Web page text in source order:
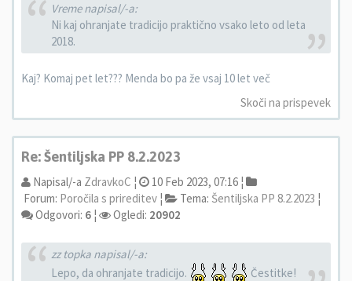
Vreme napisal/-a:
Ni kaj ohranjate tradicijo praktično vsako leto od leta
2018.
Kaj? Komaj pet let??? Menda bo pa že vsaj 10 let več
Skoči na prispevek
Re: Šentiljska PP 8.2.2023
Napisal/-a ZdravkoC ¦
10 Feb 2023, 07:16 ¦
Forum: Poročila s prireditev ¦ Tema: Šentiljska PP 8.2.2023 ¦
Odgovori: 6 ¦ Ogledi: 20902
zz topka napisal/-a:
Lepo, da ohranjate tradicijo.
Čestitke!